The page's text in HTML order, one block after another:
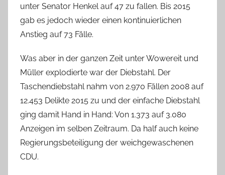
unter Senator Henkel auf 47 zu fallen. Bis 2015
gab es jedoch wieder einen kontinuierlichen
Anstieg auf 73 Fälle.
Was aber in der ganzen Zeit unter Wowereit und
Müller explodierte war der Diebstahl. Der
Taschendiebstahl nahm von 2.970 Fällen 2008 auf
12.453 Delikte 2015 zu und der einfache Diebstahl
ging damit Hand in Hand: Von 1.373 auf 3.080
Anzeigen im selben Zeitraum. Da half auch keine
Regierungsbeteiligung der weichgewaschenen
CDU.